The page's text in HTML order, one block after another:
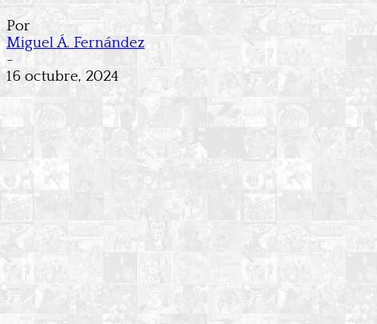
Por
Miguel Á. Fernández
-
16 octubre, 2024